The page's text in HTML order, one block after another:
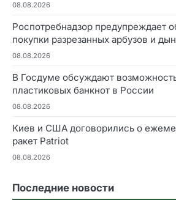
08.08.2026
Роспотребнадзор предупреждает
покупки разрезанных арбузов и
08.08.2026
В Госдуме обсуждают
пластиковых банкнот в России
08.08.2026
Киев и США договорились о
ракет Patriot
08.08.2026
Последние новости